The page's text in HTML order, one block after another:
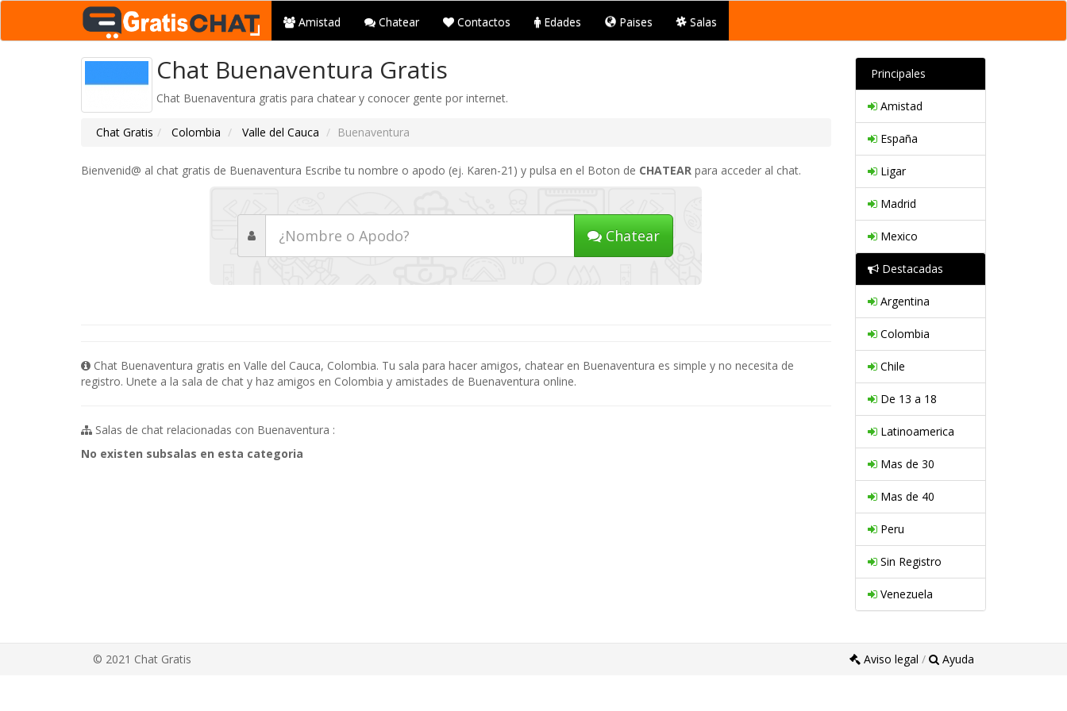
Amistad Chatear Contactos Edades Paises Salas
Chat Buenaventura Gratis
Chat Buenaventura gratis para chatear y conocer gente por internet.
Chat Gratis Colombia Valle del Cauca Buenaventura
Bienvenid@ al chat gratis de Buenaventura Escribe tu nombre o apodo (ej. Karen-21) y pulsa en el Boton de CHATEAR para acceder al chat.
Chatear
Chat Buenaventura gratis en Valle del Cauca, Colombia. Tu sala para hacer amigos, chatear en Buenaventura es simple y no necesita de
registro. Unete a la sala de chat y haz amigos en Colombia y amistades de Buenaventura online.
Salas de chat relacionadas con Buenaventura :
No existen subsalas en esta categoria
Principales
Amistad
España
Ligar
Madrid
Mexico
Destacadas
Argentina
Colombia
Chile
De 13 a 18
Latinoamerica
Mas de 30
Mas de 40
Peru
Sin Registro
Venezuela
© 2021 Chat Gratis Aviso legal / Ayuda